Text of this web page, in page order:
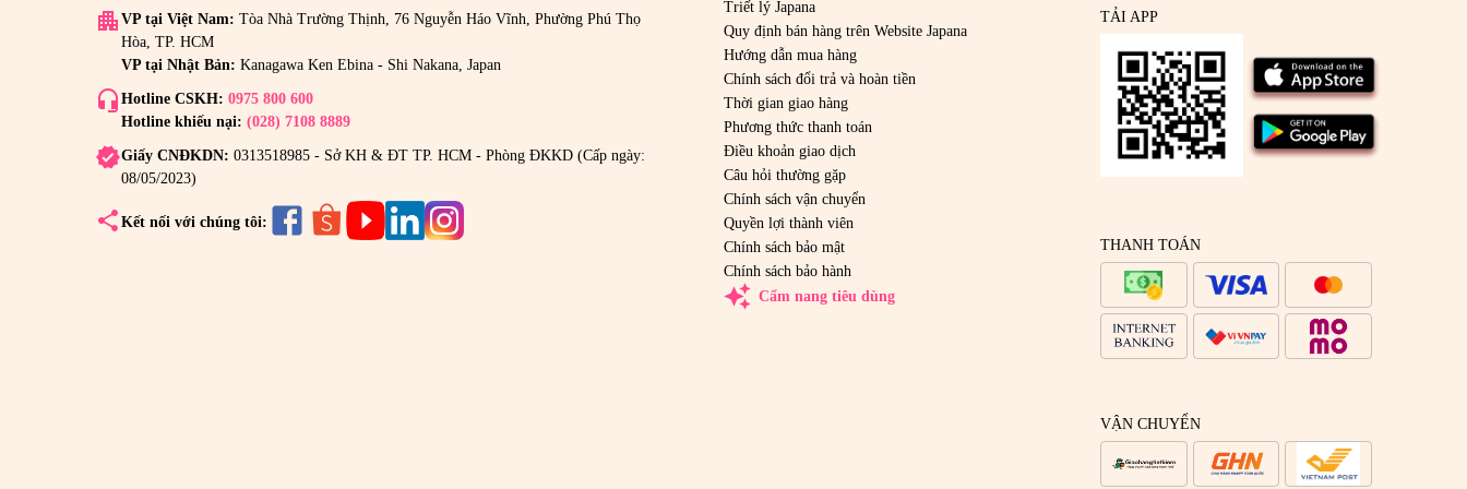
apartment VP tại Việt Nam: Tòa Nhà Trường Thịnh, 76 Nguyễn Háo Vĩnh, Phường Phú Thọ
Hòa, TP. HCM
VP tại Nhật Bản: Kanagawa Ken Ebina - Shi Nakana, Japan
headset_mic Hotline CSKH: 0975 800 600
Hotline khiếu nại: (028) 7108 8889
verifiedGiấy CNĐKDN: 0313518985 - Sở KH & ĐT TP. HCM - Phòng ĐKKD (Cấp ngày:
08/05/2023)
share Kết nối với chúng tôi:
Triết lý Japana
Quy định bán hàng trên Website Japana
Hướng dẫn mua hàng
Chính sách đổi trả và hoàn tiền
Thời gian giao hàng
Phương thức thanh toán
Điều khoản giao dịch
Câu hỏi thường gặp
Chính sách vận chuyển
Quyền lợi thành viên
Chính sách bảo mật
Chính sách bảo hành
auto_awesome Cẩm nang tiêu dùng
TẢI APP
THANH TOÁN
VẬN CHUYỂN